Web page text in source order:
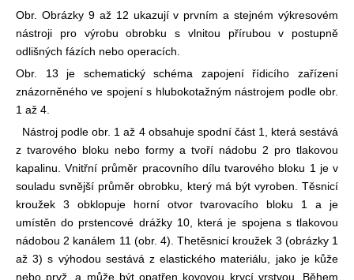
Obr. Obrázky 9 až 12 ukazují v prvním a stejném výkresovém
nástroji pro výrobu obrobku s vlnitou přírubou v postupně
odlišných fázích nebo operacích.
Obr. 13 je schematický schéma zapojení řídicího zařízení
znázorněného ve spojení s hlubokotažným nástrojem podle obr.
1 až 4.
Nástroj podle obr. 1 až 4 obsahuje spodní část 1, která sestává
z tvarového bloku nebo formy a tvoří nádobu 2 pro tlakovou
kapalinu. Vnitřní průměr pracovního dílu tvarového bloku 1 je v
souladu svnější průměr obrobku, který má být vyroben. Těsnicí
kroužek 3 obklopuje horní otvor tvarovacího bloku 1 a je
umístěn do prstencové drážky 10, která je spojena s tlakovou
nádobou 2 kanálem 11 (obr. 4). Thetěsnicí kroužek 3 (obrázky 1
až 3) s výhodou sestává z elastického materiálu, jako je kůže
nebo pryž, a může být opatřen kovovou krycí vrstvou. Během